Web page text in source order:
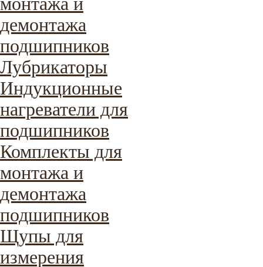
демонтажа
подшипников
Лубрикаторы
Индукционные
нагреватели для
подшипников
Комплекты для
монтажа и
демонтажа
подшипников
Щупы для
измерения